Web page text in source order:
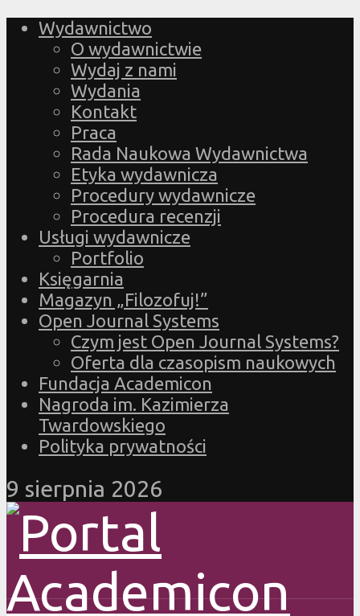
Wydawnictwo
O wydawnictwie
Wydaj z nami
Wydania
Kontakt
Praca
Rada Naukowa Wydawnictwa
Etyka wydawnicza
Procedury wydawnicze
Procedura recenzji
Usługi wydawnicze
Portfolio
Księgarnia
Magazyn „Filozofuj!”
Open Journal Systems
Czym jest Open Journal Systems?
Oferta dla czasopism naukowych
Fundacja Academicon
Nagroda im. Kazimierza
Twardowskiego
Polityka prywatności
9 sierpnia 2026